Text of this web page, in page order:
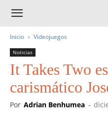
Inicio Videojuegos
Noticias
It Takes Two
carismático
Por Adrian Benhumea -